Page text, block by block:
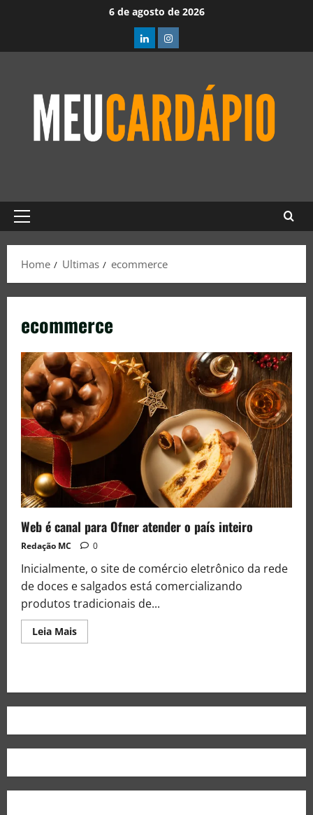
6 de agosto de 2026
Home Ultimas ecommerce
ecommerce
Web é canal para Ofner atender o país inteiro
Redação MC 0
Inicialmente, o site de comércio eletrônico da rede
de doces e salgados está comercializando
produtos tradicionais de...
Leia Mais